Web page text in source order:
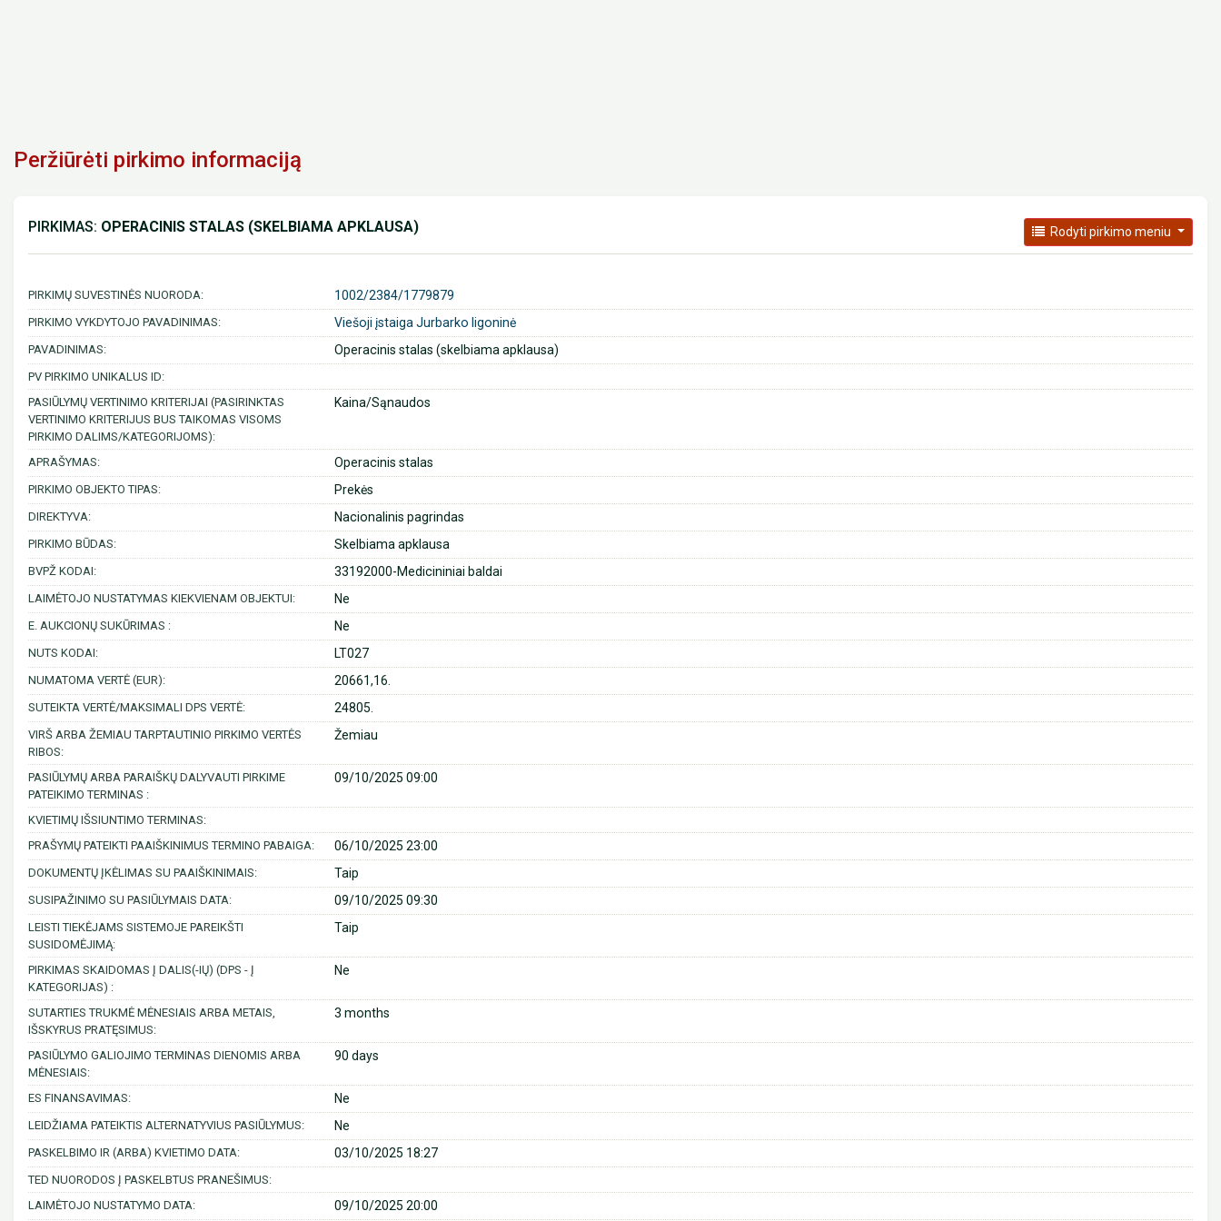
Peržiūrėti pirkimo informaciją
PIRKIMAS: OPERACINIS STALAS (SKELBIAMA APKLAUSA) Rodyti pirkimo meniu
PIRKIMŲ SUVESTINĖS NUORODA: 1002/2384/1779879
PIRKIMO VYKDYTOJO PAVADINIMAS: Viešoji įstaiga Jurbarko ligoninė
PAVADINIMAS: Operacinis stalas (skelbiama apklausa)
PV PIRKIMO UNIKALUS ID:
PASIŪLYMŲ VERTINIMO KRITERIJAI (PASIRINKTAS
VERTINIMO KRITERIJUS BUS TAIKOMAS VISOMS
PIRKIMO DALIMS/KATEGORIJOMS):
Kaina/Sąnaudos
APRAŠYMAS: Operacinis stalas
PIRKIMO OBJEKTO TIPAS: Prekės
DIREKTYVA: Nacionalinis pagrindas
PIRKIMO BŪDAS: Skelbiama apklausa
BVPŽ KODAI: 33192000-Medicininiai baldai
LAIMĖTOJO NUSTATYMAS KIEKVIENAM OBJEKTUI: Ne
E. AUKCIONŲ SUKŪRIMAS : Ne
NUTS KODAI: LT027
NUMATOMA VERTĖ (EUR): 20661,16.
SUTEIKTA VERTĖ/MAKSIMALI DPS VERTĖ: 24805.
VIRŠ ARBA ŽEMIAU TARPTAUTINIO PIRKIMO VERTĖS
RIBOS:
Žemiau
PASIŪLYMŲ ARBA PARAIŠKŲ DALYVAUTI PIRKIME
PATEIKIMO TERMINAS :
09/10/2025 09:00
KVIETIMŲ IŠSIUNTIMO TERMINAS:
PRAŠYMŲ PATEIKTI PAAIŠKINIMUS TERMINO PABAIGA:
06/10/2025 23:00
DOKUMENTŲ ĮKĖLIMAS SU PAAIŠKINIMAIS: Taip
SUSIPAŽINIMO SU PASIŪLYMAIS DATA: 09/10/2025 09:30
LEISTI TIEKĖJAMS SISTEMOJE PAREIKŠTI
SUSIDOMĖJIMĄ:
Taip
PIRKIMAS SKAIDOMAS Į DALIS(-IŲ) (DPS - Į
KATEGORIJAS) :
Ne
SUTARTIES TRUKMĖ MĖNESIAIS ARBA METAIS,
IŠSKYRUS PRATĘSIMUS:
3 months
PASIŪLYMO GALIOJIMO TERMINAS DIENOMIS ARBA
MĖNESIAIS:
90 days
ES FINANSAVIMAS: Ne
LEIDŽIAMA PATEIKTIS ALTERNATYVIUS PASIŪLYMUS: Ne
PASKELBIMO IR (ARBA) KVIETIMO DATA: 03/10/2025 18:27
TED NUORODOS Į PASKELBTUS PRANEŠIMUS:
LAIMĖTOJO NUSTATYMO DATA:
09/10/2025 20:00